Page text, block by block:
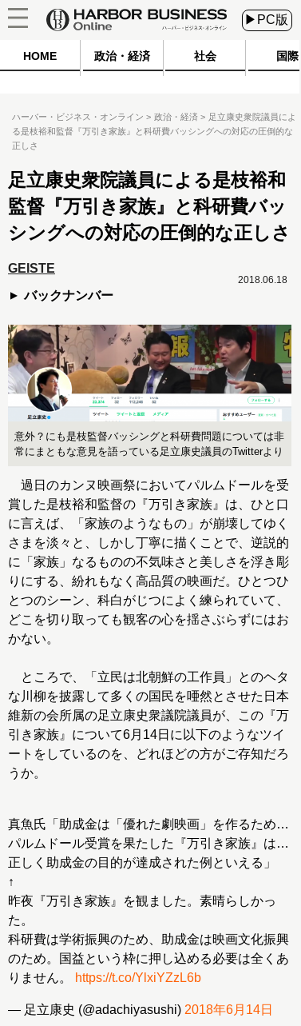
▶PC版
HOME 政治・経済 社会 国際
ハーバー・ビジネス・オンライン 政治・経済
足立康史衆院議員によ
る是枝裕和監督『万引き家族』と科研費バッシングへの対応の圧倒的な
正しさ
足立康史衆院議員による是枝裕和
監督『万引き家族』と科研費バッ
シングへの対応の圧倒的な正しさ
GEISTE
バックナンバー
2018.06.18
意外？にも是枝監督バッシングと科研費問題については非
常にまともな意見を語っている足立康史議員のTwitterより
過日のカンヌ映画祭においてパルムドールを受
賞した是枝裕和監督の『万引き家族』は、ひと口
に言えば、「家族のようなもの」が崩壊してゆく
さまを淡々と、しかし丁寧に描くことで、逆説的
に「家族」なるものの不気味さと美しさを浮き彫
りにする、紛れもなく高品質の映画だ。ひとつひ
とつのシーン、科白がじつによく練られていて、
どこを切り取っても観客の心を揺さぶらずにはお
かない。
ところで、「立民は北朝鮮の工作員」とのヘタ
な川柳を披露して多くの国民を唖然とさせた日本
維新の会所属の足立康史衆議院議員が、この『万
引き家族』について6月14日に以下のようなツイ
ートをしているのを、どれほどの方がご存知だろ
うか。
真魚氏「助成金は「優れた劇映画」を作るため…
パルムドール受賞を果たした『万引き家族』は…
正しく助成金の目的が達成された例といえる」
↑
昨夜『万引き家族』を観ました。素晴らしかっ
た。
科研費は学術振興のため、助成金は映画文化振興
のため。国益という枠に押し込める必要は全くあ
りません。
https://t.co/YlxiYZzL6b
— 足立康史 (@adachiyasushi) 2018年6月14日